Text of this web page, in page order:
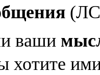
ваши
хотите